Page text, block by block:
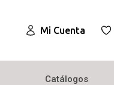
Mi Cuenta
Catálogos